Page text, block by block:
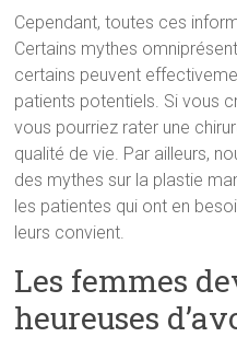
Cependant, toutes ces
Certains mythes
certains peuvent
patients potentiels. Si vous
vous pourriez rater une
qualité de vie. Par ailleurs,
des mythes sur la plastie
les patientes qui ont en
leurs convient.
Les femmes
heureuses